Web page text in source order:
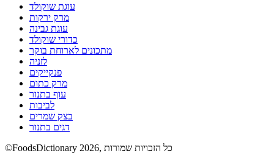
עוגת שוקולד
מרק ירקות
עוגת גבינה
כדורי שוקולד
מתכונים לארוחת בוקר
לזניה
פנקייקים
מרק כתום
עוף בתנור
לביבות
בצק שמרים
דגים בתנור
©FoodsDictionary 2026, כל הזכויות שמורות